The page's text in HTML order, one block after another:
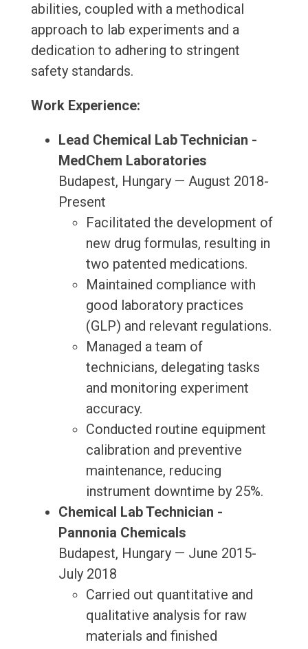
abilities, coupled with a methodical
approach to lab experiments and a
dedication to adhering to stringent
safety standards.
Work Experience:
Lead Chemical Lab Technician -
MedChem Laboratories
Budapest, Hungary — August 2018-
Present
Facilitated the development of
new drug formulas, resulting in
two patented medications.
Maintained compliance with
good laboratory practices
(GLP) and relevant regulations.
Managed a team of
technicians, delegating tasks
and monitoring experiment
accuracy.
Conducted routine equipment
calibration and preventive
maintenance, reducing
instrument downtime by 25%.
Chemical Lab Technician -
Pannonia Chemicals
Budapest, Hungary — June 2015-
July 2018
Carried out quantitative and
qualitative analysis for raw
materials and finished